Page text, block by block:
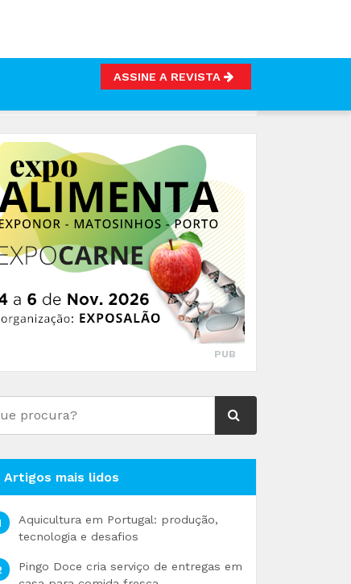
ASSINE A REVISTA
PUB
Artigos mais lidos
Aquicultura em Portugal: produção,
tecnologia e desafios
Pingo Doce cria serviço de entregas em